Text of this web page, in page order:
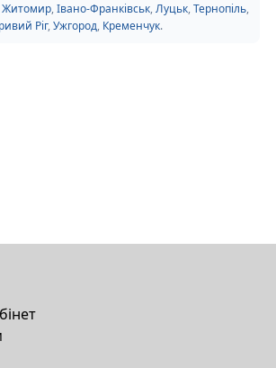
Житомир,Івано-Франківськ,Луцьк,Тернопіль,
Ріг,Ужгород, Кременчук.